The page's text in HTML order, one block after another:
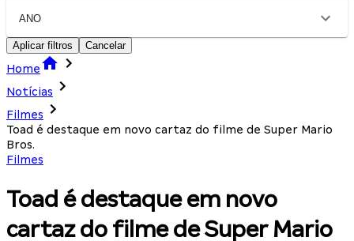
ANO
Aplicar filtros Cancelar
Home
Notícias
Filmes
Toad é destaque em novo cartaz do filme de Super Mario
Bros.
Filmes
Toad é destaque em novo
cartaz do filme de Super Mario